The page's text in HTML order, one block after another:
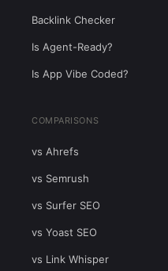
Backlink Checker
Is Agent-Ready?
Is App Vibe Coded?
COMPARISONS
vs Ahrefs
vs Semrush
vs Surfer SEO
vs Yoast SEO
vs Link Whisper